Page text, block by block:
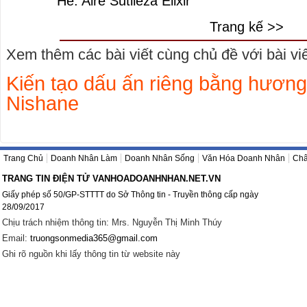
Trang kế >>
Xem thêm các bài viết cùng chủ đề với bài
Kiến tạo dấu ấn riêng bằng
Nishane
Trang Chủ Doanh Nhân Làm Doanh Nhân Sống Văn Hóa Doanh Nhân
TRANG TIN ĐIỆN TỬ VANHOADOANHNHAN.NET.VN
Giấy phép số 50/GP-STTTT do Sở Thông tin - Truyền thông cấp ngày
28/09/2017
Chịu trách nhiệm thông tin: Mrs. Nguyễn Thị Minh Thúy
Email: truongsonmedia365@gmail.com
Ghi rõ nguồn khi lấy thông tin từ website này